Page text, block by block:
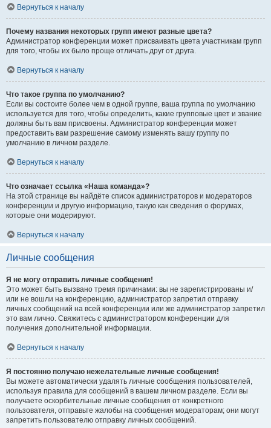
Вернуться к началу
Почему названия некоторых групп имеют разные цвета?
Администратор конференции может присваивать цвета участникам групп
для того, чтобы их было проще отличать друг от друга.
Вернуться к началу
Что такое группа по умолчанию?
Если вы состоите более чем в одной группе, ваша группа по умолчанию
используется для того, чтобы определить, какие групповые цвет и звание
должны быть вам присвоены. Администратор конференции может
предоставить вам разрешение самому изменять вашу группу по
умолчанию в личном разделе.
Вернуться к началу
Что означает ссылка «Наша команда»?
На этой странице вы найдёте список администраторов и модераторов
конференции и другую информацию, такую как сведения о форумах,
которые они модерируют.
Вернуться к началу
Личные сообщения
Я не могу отправить личные сообщения!
Это может быть вызвано тремя причинами: вы не зарегистрированы и/
или не вошли на конференцию, администратор запретил отправку
личных сообщений на всей конференции или же администратор запретил
это вам лично. Свяжитесь с администратором конференции для
получения дополнительной информации.
Вернуться к началу
Я постоянно получаю нежелательные личные сообщения!
Вы можете автоматически удалять личные сообщения пользователей,
используя правила для сообщений в вашем личном разделе. Если вы
получаете оскорбительные личные сообщения от конкретного
пользователя, отправьте жалобы на сообщения модераторам; они могут
запретить пользователю отправку личных сообщений.